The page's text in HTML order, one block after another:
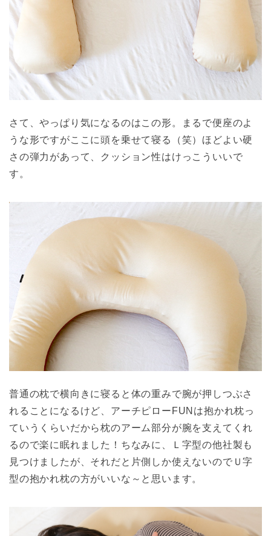
さて、やっぱり気になるのはこの形。まるで便座のよ
うな形ですがここに頭を乗せて寝る（笑）ほどよい硬
さの弾力があって、クッション性はけっこういいで
す。
普通の枕で横向きに寝ると体の重みで腕が押しつぶさ
れることになるけど、アーチピローFUNは抱かれ枕っ
ていうくらいだから枕のアーム部分が腕を支えてくれ
るので楽に眠れました！ちなみに、Ｌ字型の他社製も
見つけましたが、それだと片側しか使えないのでＵ字
型の抱かれ枕の方がいいな～と思います。